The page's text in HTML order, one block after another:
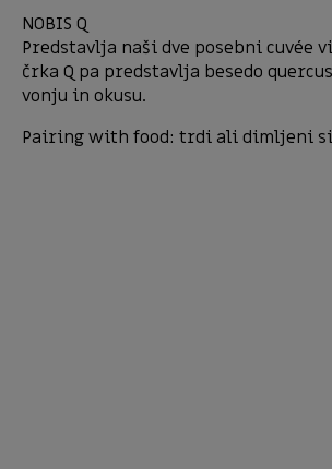
NOBIS Q
Predstavlja naši dve posebni cuvée
črka Q pa predstavlja besedo
vonju in okusu.
Pairing with food: trdi ali dimljeni